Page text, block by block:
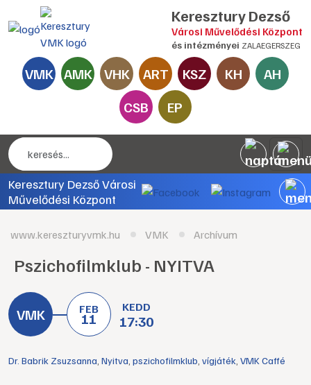
Keresztury Dezső
Városi Művelődési Központ
és intézményei ZALAEGERSZEG
VMK AMK VHK ART KSZ KH
AH
CSB
EP
Keresztury Dezső Városi
Művelődési Központ
www.kereszturyvmk.hu VMK Archívum
Pszichofilmklub - NYITVA
FEB
11
KEDD
17:30
Dr. Babrik Zsuzsanna Nyitva pszichofilmklub vígjáték VMK Caffé